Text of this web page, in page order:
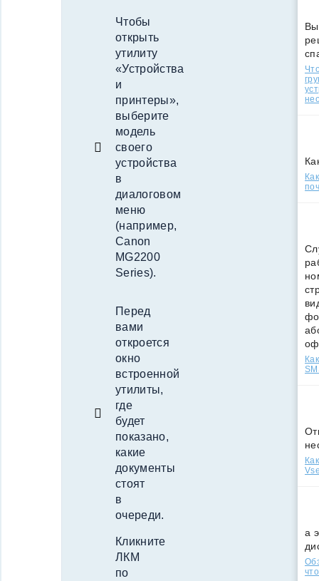
Чтобы
открыть
утилиту
«Устройства
и
принтеры»,
выберите
модель
своего
устройства
в
диалоговом
меню
(например,
Canon
MG2200
Series).
Перед
вами
откроется
окно
встроенной
утилиты,
где
будет
показано,
какие
документы
стоят
в
очереди.
Кликните
ЛКМ
по
а